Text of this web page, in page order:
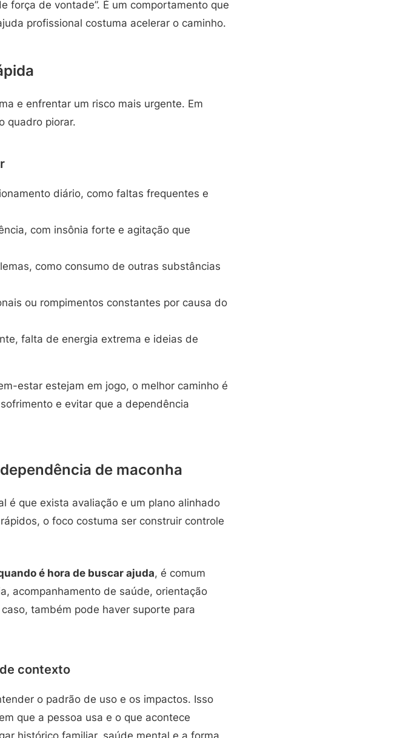
força de vontade”. É um comportamento que
profissional costuma acelerar o caminho.
e enfrentar um risco mais urgente. Em
quadro piorar.
diário, como faltas frequentes e
com insônia forte e agitação que
como consumo de outras substâncias
ou rompimentos constantes por causa do
falta de energia extrema e ideias de
estar estejam em jogo, o melhor caminho é
e evitar que a dependência
de maconha
é que exista avaliação e um plano alinhado
o foco costuma ser construir controle
é hora de buscar ajuda, é comum
acompanhamento de saúde, orientação
também pode haver suporte para
contexto
o padrão de uso e os impactos. Isso
que a pessoa usa e o que acontece
histórico familiar, saúde mental e a forma